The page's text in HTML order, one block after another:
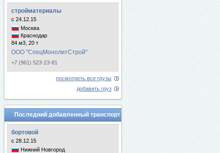
стройматериалы
с 24.12.15
Москва
Краснодар
84 м3, 20 т
ООО "СпецМонолитСтрой"
+7 (961) 523-23-81
посмотреть все грузы
добавить груз
Последний добавленный транспорт
бортовой
с 28.12.15
Нижний Новгород